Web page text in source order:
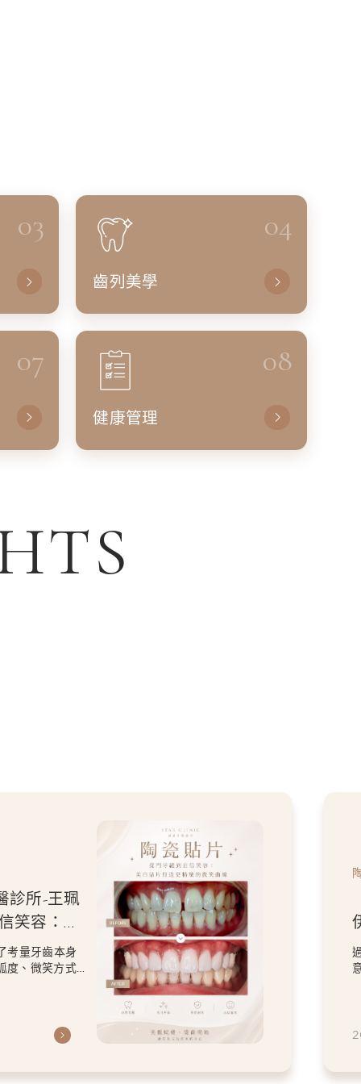
03 04
齒列美學
07 08
健康管理
診所-王珮
笑容：美
笑曲線
考量牙齒本身
度、微笑方式